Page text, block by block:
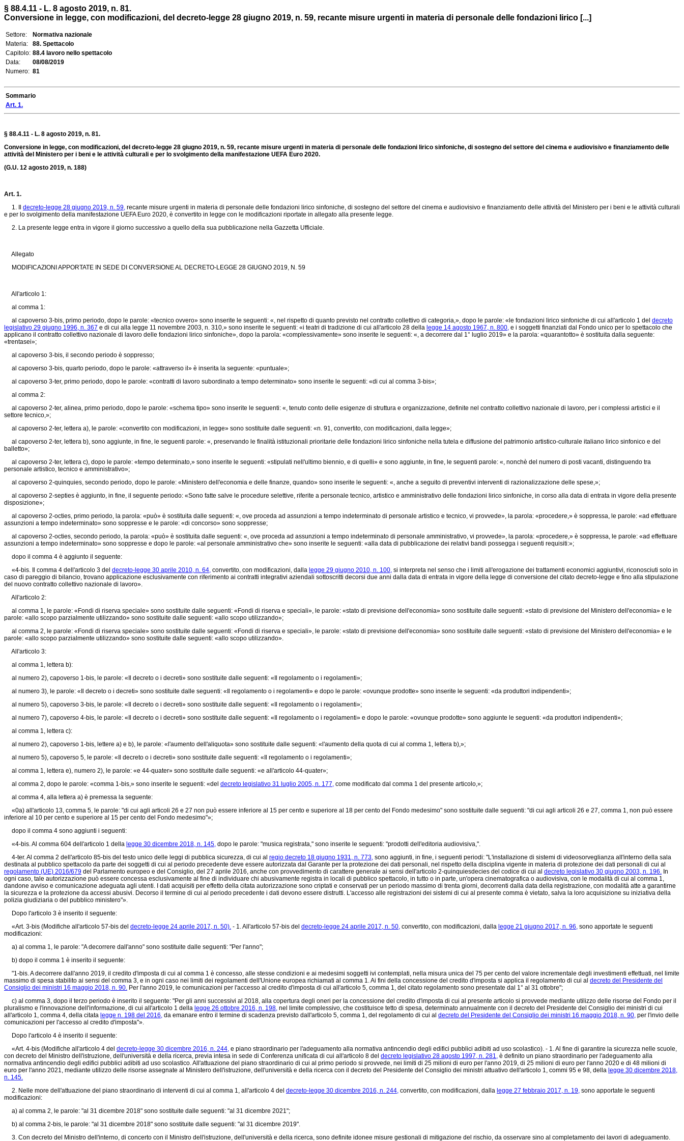
§ 88.4.11 - L. 8 agosto 2019, n. 81.
Conversione in legge, con modificazioni, del decreto-legge 28 giugno 2019, n. 59, recante misure urgenti in materia di personale delle fondazioni lirico [...]
Settore:
Normativa nazionale
Materia:
88. Spettacolo
Capitolo: 88.4 lavoro nello spettacolo
Data:
08/08/2019
Numero: 81
Sommario
Art. 1.
§ 88.4.11 - L. 8 agosto 2019, n. 81.
Conversione in legge, con modificazioni, del decreto-legge 28 giugno 2019, n. 59, recante misure urgenti in materia di personale delle fondazioni lirico sinfoniche, di sostegno del settore del cinema e audiovisivo e finanziamento delle
attività del Ministero per i beni e le attività culturali e per lo svolgimento della manifestazione UEFA Euro 2020.
(G.U. 12 agosto 2019, n. 188)
Art. 1.
1. Il decreto-legge 28 giugno 2019, n. 59, recante misure urgenti in materia di personale delle fondazioni lirico sinfoniche, di sostegno del settore del cinema e audiovisivo e finanziamento delle attività del Ministero per i beni e le attività culturali
e per lo svolgimento della manifestazione UEFA Euro 2020, è convertito in legge con le modificazioni riportate in allegato alla presente legge.
2. La presente legge entra in vigore il giorno successivo a quello della sua pubblicazione nella Gazzetta Ufficiale.
Allegato
MODIFICAZIONI APPORTATE IN SEDE DI CONVERSIONE AL DECRETO-LEGGE 28 GIUGNO 2019, N. 59
All'articolo 1:
al comma 1:
al capoverso 3-bis, primo periodo, dopo le parole: «tecnico ovvero» sono inserite le seguenti: «, nel rispetto di quanto previsto nel contratto collettivo di categoria,», dopo le parole: «le fondazioni lirico sinfoniche di cui all'articolo 1 del decreto
legislativo 29 giugno 1996, n. 367 e di cui alla legge 11 novembre 2003, n. 310,» sono inserite le seguenti: «i teatri di tradizione di cui all'articolo 28 della legge 14 agosto 1967, n. 800, e i soggetti finanziati dal Fondo unico per lo spettacolo che
applicano il contratto collettivo nazionale di lavoro delle fondazioni lirico sinfoniche», dopo la parola: «complessivamente» sono inserite le seguenti: «, a decorrere dal 1° luglio 2019» e la parola: «quarantotto» è sostituita dalla seguente:
«trentasei»;
al capoverso 3-bis, il secondo periodo è soppresso;
al capoverso 3-bis, quarto periodo, dopo le parole: «attraverso il» è inserita la seguente: «puntuale»;
al capoverso 3-ter, primo periodo, dopo le parole: «contratti di lavoro subordinato a tempo determinato» sono inserite le seguenti: «di cui al comma 3-bis»;
al comma 2:
al capoverso 2-ter, alinea, primo periodo, dopo le parole: «schema tipo» sono inserite le seguenti: «, tenuto conto delle esigenze di struttura e organizzazione, definite nel contratto collettivo nazionale di lavoro, per i complessi artistici e il
settore tecnico,»;
al capoverso 2-ter, lettera a), le parole: «convertito con modificazioni, in legge» sono sostituite dalle seguenti: «n. 91, convertito, con modificazioni, dalla legge»;
al capoverso 2-ter, lettera b), sono aggiunte, in fine, le seguenti parole: «, preservando le finalità istituzionali prioritarie delle fondazioni lirico sinfoniche nella tutela e diffusione del patrimonio artistico-culturale italiano lirico sinfonico e del
balletto»;
al capoverso 2-ter, lettera c), dopo le parole: «tempo determinato,» sono inserite le seguenti: «stipulati nell'ultimo biennio, e di quelli» e sono aggiunte, in fine, le seguenti parole: «, nonchè del numero di posti vacanti, distinguendo tra
personale artistico, tecnico e amministrativo»;
al capoverso 2-quinquies, secondo periodo, dopo le parole: «Ministero dell'economia e delle finanze, quando» sono inserite le seguenti: «, anche a seguito di preventivi interventi di razionalizzazione delle spese,»;
al capoverso 2-septies è aggiunto, in fine, il seguente periodo: «Sono fatte salve le procedure selettive, riferite a personale tecnico, artistico e amministrativo delle fondazioni lirico sinfoniche, in corso alla data di entrata in vigore della presente
disposizione»;
al capoverso 2-octies, primo periodo, la parola: «può» è sostituita dalle seguenti: «, ove proceda ad assunzioni a tempo indeterminato di personale artistico e tecnico, vi provvede», la parola: «procedere,» è soppressa, le parole: «ad effettuare
assunzioni a tempo indeterminato» sono soppresse e le parole: «di concorso» sono soppresse;
al capoverso 2-octies, secondo periodo, la parola: «può» è sostituita dalle seguenti: «, ove proceda ad assunzioni a tempo indeterminato di personale amministrativo, vi provvede», la parola: «procedere,» è soppressa, le parole: «ad effettuare
assunzioni a tempo indeterminato» sono soppresse e dopo le parole: «al personale amministrativo che» sono inserite le seguenti: «alla data di pubblicazione dei relativi bandi possegga i seguenti requisiti:»;
dopo il comma 4 è aggiunto il seguente:
«4-bis. Il comma 4 dell'articolo 3 del decreto-legge 30 aprile 2010, n. 64, convertito, con modificazioni, dalla legge 29 giugno 2010, n. 100, si interpreta nel senso che i limiti all'erogazione dei trattamenti economici aggiuntivi, riconosciuti solo in
caso di pareggio di bilancio, trovano applicazione esclusivamente con riferimento ai contratti integrativi aziendali sottoscritti decorsi due anni dalla data di entrata in vigore della legge di conversione del citato decreto-legge e fino alla stipulazione
del nuovo contratto collettivo nazionale di lavoro».
All'articolo 2:
al comma 1, le parole: «Fondi di riserva speciale» sono sostituite dalle seguenti: «Fondi di riserva e speciali», le parole: «stato di previsione dell'economia» sono sostituite dalle seguenti: «stato di previsione del Ministero dell'economia» e le
parole: «allo scopo parzialmente utilizzando» sono sostituite dalle seguenti: «allo scopo utilizzando»;
al comma 2, le parole: «Fondi di riserva speciale» sono sostituite dalle seguenti: «Fondi di riserva e speciali», le parole: «stato di previsione dell'economia» sono sostituite dalle seguenti: «stato di previsione del Ministero dell'economia» e le
parole: «allo scopo parzialmente utilizzando» sono sostituite dalle seguenti: «allo scopo utilizzando».
All'articolo 3:
al comma 1, lettera b):
al numero 2), capoverso 1-bis, le parole: «Il decreto o i decreti» sono sostituite dalle seguenti: «Il regolamento o i regolamenti»;
al numero 3), le parole: «Il decreto o i decreti» sono sostituite dalle seguenti: «Il regolamento o i regolamenti» e dopo le parole: «ovunque prodotte» sono inserite le seguenti: «da produttori indipendenti»;
al numero 5), capoverso 3-bis, le parole: «Il decreto o i decreti» sono sostituite dalle seguenti: «Il regolamento o i regolamenti»;
al numero 7), capoverso 4-bis, le parole: «Il decreto o i decreti» sono sostituite dalle seguenti: «Il regolamento o i regolamenti» e dopo le parole: «ovunque prodotte» sono aggiunte le seguenti: «da produttori indipendenti»;
al comma 1, lettera c):
al numero 2), capoverso 1-bis, lettere a) e b), le parole: «l'aumento dell'aliquota» sono sostituite dalle seguenti: «l'aumento della quota di cui al comma 1, lettera b),»;
al numero 5), capoverso 5, le parole: «Il decreto o i decreti» sono sostituite dalle seguenti: «Il regolamento o i regolamenti»;
al comma 1, lettera e), numero 2), le parole: «e 44-quater» sono sostituite dalle seguenti: «e all'articolo 44-quater»;
al comma 2, dopo le parole: «comma 1-bis,» sono inserite le seguenti: «del decreto legislativo 31 luglio 2005, n. 177, come modificato dal comma 1 del presente articolo,»;
al comma 4, alla lettera a) è premessa la seguente:
«0a) all'articolo 13, comma 5, le parole: "di cui agli articoli 26 e 27 non può essere inferiore al 15 per cento e superiore al 18 per cento del Fondo medesimo" sono sostituite dalle seguenti: "di cui agli articoli 26 e 27, comma 1, non può essere
inferiore al 10 per cento e superiore al 15 per cento del Fondo medesimo"»;
dopo il comma 4 sono aggiunti i seguenti:
«4-bis. Al comma 604 dell'articolo 1 della legge 30 dicembre 2018, n. 145, dopo le parole: "musica registrata," sono inserite le seguenti: "prodotti dell'editoria audiovisiva,".
4-ter. Al comma 2 dell'articolo 85-bis del testo unico delle leggi di pubblica sicurezza, di cui al regio decreto 18 giugno 1931, n. 773, sono aggiunti, in fine, i seguenti periodi: "L'installazione di sistemi di videosorveglianza all'interno della sala
destinata al pubblico spettacolo da parte dei soggetti di cui al periodo precedente deve essere autorizzata dal Garante per la protezione dei dati personali, nel rispetto della disciplina vigente in materia di protezione dei dati personali di cui al
regolamento (UE) 2016/679 del Parlamento europeo e del Consiglio, del 27 aprile 2016, anche con provvedimento di carattere generale ai sensi dell'articolo 2-quinquiesdecies del codice di cui al decreto legislativo 30 giugno 2003, n. 196. In
ogni caso, tale autorizzazione può essere concessa esclusivamente al fine di individuare chi abusivamente registra in locali di pubblico spettacolo, in tutto o in parte, un'opera cinematografica o audiovisiva, con le modalità di cui al comma 1,
dandone avviso e comunicazione adeguata agli utenti. I dati acquisiti per effetto della citata autorizzazione sono criptati e conservati per un periodo massimo di trenta giorni, decorrenti dalla data della registrazione, con modalità atte a garantirne
la sicurezza e la protezione da accessi abusivi. Decorso il termine di cui al periodo precedente i dati devono essere distrutti. L'accesso alle registrazioni dei sistemi di cui al presente comma è vietato, salva la loro acquisizione su iniziativa della
polizia giudiziaria o del pubblico ministero"».
Dopo l'articolo 3 è inserito il seguente:
«Art. 3-bis (Modifiche all'articolo 57-bis del decreto-legge 24 aprile 2017, n. 50). - 1. All'articolo 57-bis del decreto-legge 24 aprile 2017, n. 50, convertito, con modificazioni, dalla legge 21 giugno 2017, n. 96, sono apportate le seguenti
modificazioni:
a) al comma 1, le parole: "A decorrere dall'anno" sono sostituite dalle seguenti: "Per l'anno";
b) dopo il comma 1 è inserito il seguente:
"1-bis. A decorrere dall'anno 2019, il credito d'imposta di cui al comma 1 è concesso, alle stesse condizioni e ai medesimi soggetti ivi contemplati, nella misura unica del 75 per cento del valore incrementale degli investimenti effettuati, nel limite
massimo di spesa stabilito ai sensi del comma 3, e in ogni caso nei limiti dei regolamenti dell'Unione europea richiamati al comma 1. Ai fini della concessione del credito d'imposta si applica il regolamento di cui al decreto del Presidente del
Consiglio dei ministri 16 maggio 2018, n. 90. Per l'anno 2019, le comunicazioni per l'accesso al credito d'imposta di cui all'articolo 5, comma 1, del citato regolamento sono presentate dal 1° al 31 ottobre";
c) al comma 3, dopo il terzo periodo è inserito il seguente: "Per gli anni successivi al 2018, alla copertura degli oneri per la concessione del credito d'imposta di cui al presente articolo si provvede mediante utilizzo delle risorse del Fondo per il
pluralismo e l'innovazione dell'informazione, di cui all'articolo 1 della legge 26 ottobre 2016, n. 198, nel limite complessivo, che costituisce tetto di spesa, determinato annualmente con il decreto del Presidente del Consiglio dei ministri di cui
all'articolo 1, comma 4, della citata legge n. 198 del 2016, da emanare entro il termine di scadenza previsto dall'articolo 5, comma 1, del regolamento di cui al decreto del Presidente del Consiglio dei ministri 16 maggio 2018, n. 90, per l'invio delle
comunicazioni per l'accesso al credito d'imposta"».
Dopo l'articolo 4 è inserito il seguente:
«Art. 4-bis (Modifiche all'articolo 4 del decreto-legge 30 dicembre 2016, n. 244, e piano straordinario per l'adeguamento alla normativa antincendio degli edifici pubblici adibiti ad uso scolastico). - 1. Al fine di garantire la sicurezza nelle scuole,
con decreto del Ministro dell'istruzione, dell'università e della ricerca, previa intesa in sede di Conferenza unificata di cui all'articolo 8 del decreto legislativo 28 agosto 1997, n. 281, è definito un piano straordinario per l'adeguamento alla
normativa antincendio degli edifici pubblici adibiti ad uso scolastico. All'attuazione del piano straordinario di cui al primo periodo si provvede, nei limiti di 25 milioni di euro per l'anno 2019, di 25 milioni di euro per l'anno 2020 e di 48 milioni di
euro per l'anno 2021, mediante utilizzo delle risorse assegnate al Ministero dell'istruzione, dell'università e della ricerca con il decreto del Presidente del Consiglio dei ministri attuativo dell'articolo 1, commi 95 e 98, della legge 30 dicembre 2018,
n. 145.
2. Nelle more dell'attuazione del piano straordinario di interventi di cui al comma 1, all'articolo 4 del decreto-legge 30 dicembre 2016, n. 244, convertito, con modificazioni, dalla legge 27 febbraio 2017, n. 19, sono apportate le seguenti
modificazioni:
a) al comma 2, le parole: "al 31 dicembre 2018" sono sostituite dalle seguenti: "al 31 dicembre 2021";
b) al comma 2-bis, le parole: "al 31 dicembre 2018" sono sostituite dalle seguenti: "al 31 dicembre 2019".
3. Con decreto del Ministro dell'interno, di concerto con il Ministro dell'istruzione, dell'università e della ricerca, sono definite idonee misure gestionali di mitigazione del rischio, da osservare sino al completamento dei lavori di adeguamento.